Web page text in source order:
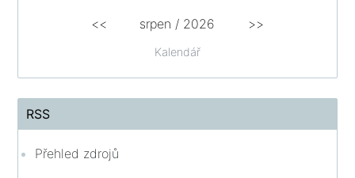
Kalendář
<< srpen / 2026 >>
RSS
Přehled zdrojů